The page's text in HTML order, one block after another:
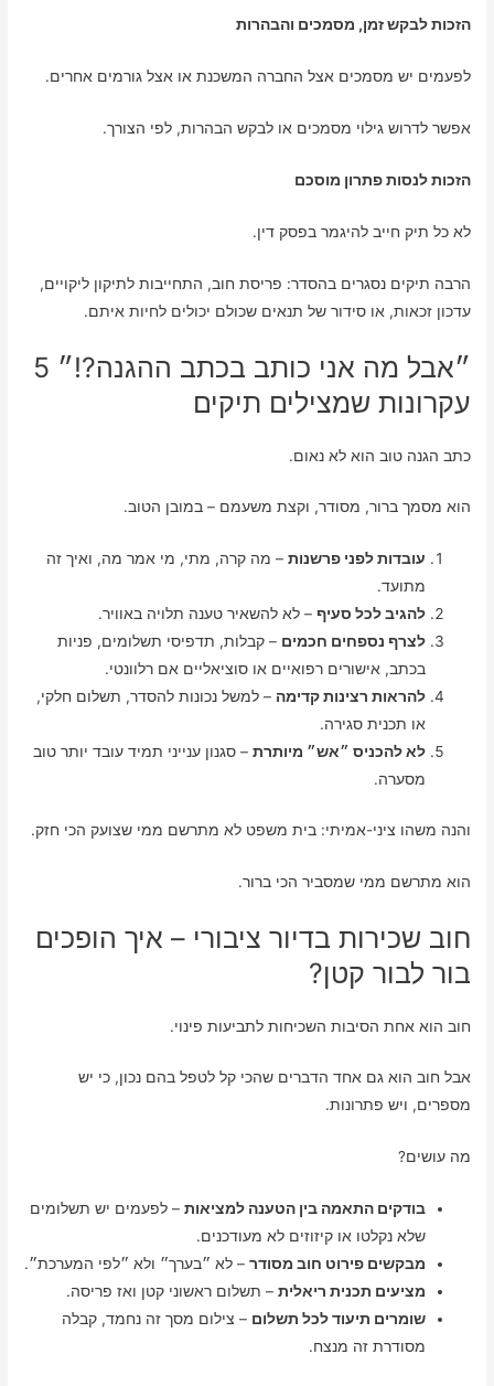
הזכות לבקש זמן, מסמכים והבהרות
לפעמים יש מסמכים אצל החברה המשכנת או אצל גורמים אחרים.
אפשר לדרוש גילוי מסמכים או לבקש הבהרות, לפי הצורך.
הזכות לנסות פתרון מוסכם
לא כל תיק חייב להיגמר בפסק דין.
הרבה תיקים נסגרים בהסדר: פריסת חוב, התחייבות לתיקון ליקויים,
עדכון זכאות, או סידור של תנאים שכולם יכולים לחיות איתם.
״אבל מה אני כותב בכתב ההגנה?!״ 5
עקרונות שמצילים תיקים
כתב הגנה טוב הוא לא נאום.
הוא מסמך ברור, מסודר, וקצת משעמם – במובן הטוב.
עובדות לפני פרשנות – מה קרה, מתי, מי אמר מה, ואיך זה
מתועד.
להגיב לכל סעיף – לא להשאיר טענה תלויה באוויר.
לצרף נספחים חכמים – קבלות, תדפיסי תשלומים, פניות
בכתב, אישורים רפואיים או סוציאליים אם רלוונטי.
להראות רצינות קדימה – למשל נכונות להסדר, תשלום חלקי,
או תכנית סגירה.
לא להכניס ״אש״ מיותרת – סגנון ענייני תמיד עובד יותר טוב
מסערה.
והנה משהו ציני-אמיתי: בית משפט לא מתרשם ממי שצועק הכי חזק.
הוא מתרשם ממי שמסביר הכי ברור.
חוב שכירות בדיור ציבורי – איך הופכים
בור לבור קטן?
חוב הוא אחת הסיבות השכיחות לתביעות פינוי.
אבל חוב הוא גם אחד הדברים שהכי קל לטפל בהם נכון, כי יש
מספרים, ויש פתרונות.
מה עושים?
בודקים התאמה בין הטענה למציאות – לפעמים יש תשלומים
שלא נקלטו או קיזוזים לא מעודכנים.
מבקשים פירוט חוב מסודר – לא ״בערך״ ולא ״לפי המערכת״.
מציעים תכנית ריאלית – תשלום ראשוני קטן ואז פריסה.
שומרים תיעוד לכל תשלום – צילום מסך זה נחמד, קבלה
מסודרת זה מנצח.